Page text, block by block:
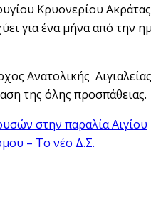
Κρυονερίου
για ένα μήνα από την
Ανατολικής
της όλης προσπάθειας.
στην παραλία Αιγίου
– Το νέο Δ.Σ.